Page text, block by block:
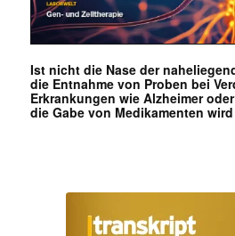
Ist nicht die Nase der
die Entnahme von Proben bei
Erkrankungen wie Alzheimer
die Gabe von Medikamenten